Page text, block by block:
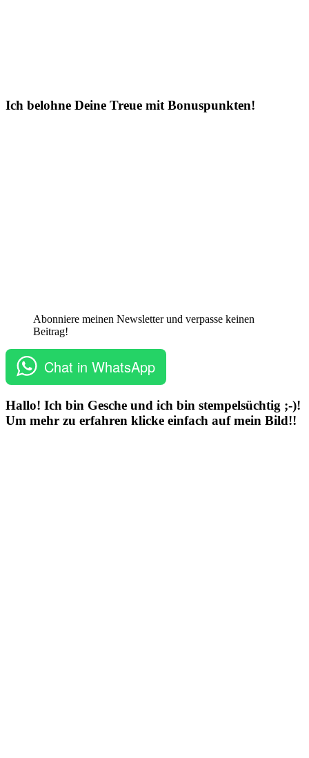
Ich belohne Deine Treue mit Bonuspunkten!
Abonniere meinen Newsletter und verpasse keinen
Beitrag!
Chat in WhatsApp
Hallo! Ich bin Gesche und ich bin stempelsüchtig ;-)!
Um mehr zu erfahren klicke einfach auf mein Bild!!